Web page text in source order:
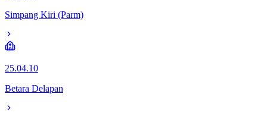
Simpang Kiri (Parm)
25.04.10
Betara Delapan